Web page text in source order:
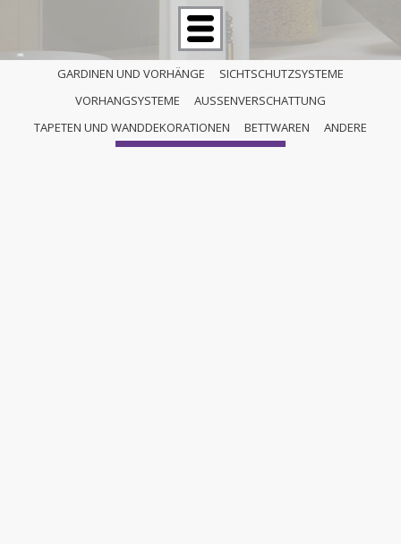
GARDINEN UND VORHÄNGE
SICHTSCHUTZSYSTEME
VORHANGSYSTEME
AUSSENVERSCHATTUNG
TAPETEN UND WANDDEKORATIONEN
BETTWAREN ANDERE
ANDERE